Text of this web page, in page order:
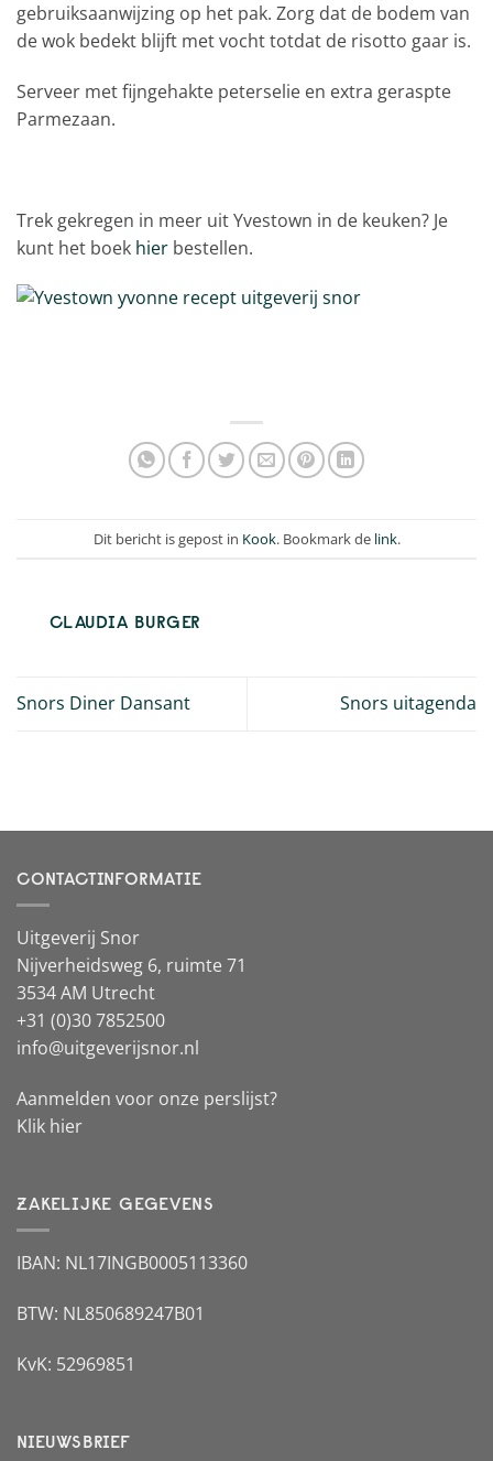
gebruiksaanwijzing op het pak. Zorg dat de bodem van
de wok bedekt blijft met vocht totdat de risotto gaar is.
Serveer met fijngehakte peterselie en extra geraspte
Parmezaan.
Trek gekregen in meer uit Yvestown in de keuken? Je
kunt het boek hier bestellen.
Dit bericht is gepost in Kook. Bookmark de link.
CLAUDIA BURGER
Snors Diner Dansant Snors uitagenda
CONTACTINFORMATIE
Uitgeverij Snor
Nijverheidsweg 6, ruimte 71
3534 AM Utrecht
+31 (0)30 7852500
info@uitgeverijsnor.nl
Aanmelden voor onze perslijst?
Klik hier
ZAKELIJKE GEGEVENS
IBAN: NL17INGB0005113360
BTW: NL850689247B01
KvK: 52969851
NIEUWSBRIEF